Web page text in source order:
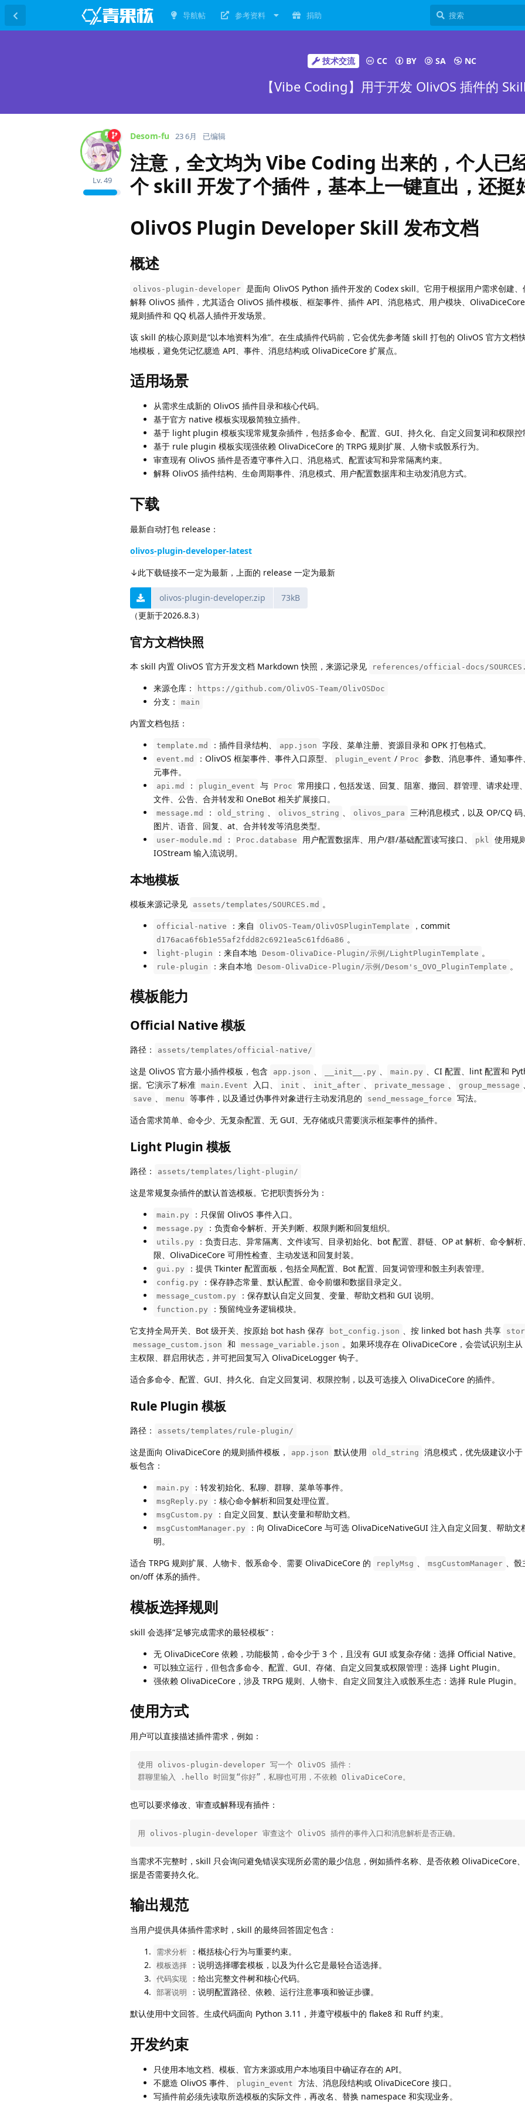
导航帖 参考资料 捐助
技术交流 CC BY SA NC
【Vibe Coding】用于开发 OlivOS 插件的 Skill
Desom-fu
Lv.49
23 6月 已编辑
注意，全文均为 Vibe Coding 出来的，个人已
个 skill 开发了个插件，基本上一键直出，还挺
OlivOS Plugin Developer Skill 发布文档
概述
olivos-plugin-developer 是面向 OlivOS Python 插件开发的 Codex skill。它用于根据用户需求创建、
解释 OlivOS 插件，尤其适合 OlivOS 插件模板、框架事件、插件 API、消息格式、用户模块、
规则插件和 QQ 机器人插件开发场景。
该 skill 的核心原则是“以本地资料为准”。在生成插件代码前，它会优先参考随 skill 打包的 OlivOS 官方文档
地模板，避免凭记忆臆造 API、事件、消息结构或 OlivaDiceCore 扩展点。
适用场景
从需求生成新的 OlivOS 插件目录和核心代码。
基于官方 native 模板实现极简独立插件。
基于 light plugin 模板实现常规复杂插件，包括多命令、配置、GUI、持久化、自定义回复词和权限控
基于 rule plugin 模板实现强依赖 OlivaDiceCore 的 TRPG 规则扩展、人物卡或骰系行为。
审查现有 OlivOS 插件是否遵守事件入口、消息格式、配置读写和异常隔离约束。
解释 OlivOS 插件结构、生命周期事件、消息模式、用户配置数据库和主动发消息方式。
下载
最新自动打包 release：
olivos-plugin-developer-latest
↓此下载链接不一定为最新，上面的 release 一定为最新
olivos-plugin-developer.zip
73kB
（更新于2026.8.3）
官方文档快照
本 skill 内置 OlivOS 官方开发文档 Markdown 快照，来源记录见 references/official-docs/
来源仓库：
https://github.com/OlivOS-Team/OlivOSDoc
分支： main
内置文档包括：
template.md ：插件目录结构、 app.json 字段、菜单注册、资源目录和 OPK 打包格式。
event.md ：OlivOS 框架事件、事件入口原型、 plugin_event / Proc
参数、消息事件、通知事
元事件。
api.md ： plugin_event 与 Proc
常用接口，包括发送、回复、阻塞、撤回、群管理、请求处理
文件、公告、合并转发和 OneBot 相关扩展接口。
message.md ： old_string olivos_string olivos_para
三种消息模式，以及 OP/CQ 码
图片、语音、回复、at、合并转发等消息类型。
user-module.md ： Proc.database 用户配置数据库、用户/群/基础配置读写接口、 pkl
使用规
IOStream 输入流说明。
本地模板
模板来源记录见 assets/templates/SOURCES.md 。
official-native ：来自 OlivOS-Team/OlivOSPluginTemplate ，commit
d176aca6f6b1e55af2fdd82c6921ea5c61fd6a86 。
light-plugin ：来自本地 Desom-OlivaDice-Plugin/示例/LightPluginTemplate 。
rule-plugin ：来自本地 Desom-OlivaDice-Plugin/示例/Desom's_OVO_PluginTemplate 。
模板能力
Official Native 模板
路径： assets/templates/official-native/
这是 OlivOS 官方最小插件模板，包含 app.json 、 __init__.py 、 main.py 、CI 配置、lint 配置和
据。它演示了标准 main.Event 入口、 init 、 init_after 、 private_message 、 group_message 、
save 、 menu 等事件，以及通过伪事件对象进行主动发消息的 send_message_force
写法。
适合需求简单、命令少、无复杂配置、无 GUI、无存储或只需要演示框架事件的插件。
Light Plugin 模板
路径： assets/templates/light-plugin/
这是常规复杂插件的默认首选模板。它把职责拆分为：
main.py ：只保留 OlivOS 事件入口。
message.py ：负责命令解析、开关判断、权限判断和回复组织。
utils.py
：负责日志、异常隔离、文件读写、目录初始化、bot 配置、群链、OP at 解析、命令解
限、OlivaDiceCore 可用性检查、主动发送和回复封装。
gui.py ：提供 Tkinter 配置面板，包括全局配置、Bot 配置、回复词管理和骰主列表管理。
config.py ：保存静态常量、默认配置、命令前缀和数据目录定义。
message_custom.py ：保存默认自定义回复、变量、帮助文档和 GUI 说明。
function.py
：预留纯业务逻辑模块。
它支持全局开关、Bot 级开关、按原始 bot hash 保存
bot_config.json 、按 linked bot hash 共享
message_custom.json 和 message_variable.json 。如果环境存在 OlivaDiceCore，会尝试识别主
主权限、群启用状态，并可把回复写入 OlivaDiceLogger 钩子。
适合多命令、配置、GUI、持久化、自定义回复词、权限控制，以及可选接入 OlivaDiceCore 的插件。
Rule Plugin 模板
路径： assets/templates/rule-plugin/
这是面向 OlivaDiceCore 的规则插件模板， app.json 默认使用 old_string 消息模式，优先级建议小于
板包含：
main.py ：转发初始化、私聊、群聊、菜单等事件。
msgReply.py ：核心命令解析和回复处理位置。
msgCustom.py ：自定义回复、默认变量和帮助文档。
msgCustomManager.py
：向 OlivaDiceCore 与可选 OlivaDiceNativeGUI 注入自定义回复、帮助文
明。
适合 TRPG 规则扩展、人物卡、骰系命令、需要 OlivaDiceCore 的
replyMsg 、 msgCustomManager 、骰
on/off 体系的插件。
模板选择规则
skill 会选择“足够完成需求的最轻模板”：
无 OlivaDiceCore 依赖，功能极简，命令少于 3 个，且没有 GUI 或复杂存储：选择 Official Native。
可以独立运行，但包含多命令、配置、GUI、存储、自定义回复或权限管理：选择 Light Plugin。
强依赖 OlivaDiceCore，涉及 TRPG 规则、人物卡、自定义回复注入或骰系生态：选择 Rule Plugin。
使用方式
用户可以直接描述插件需求，例如：
使用 olivos-plugin-developer 写一个 OlivOS 插件：
群聊里输入 .hello 时回复“你好”，私聊也可用，不依赖 OlivaDiceCore。
也可以要求修改、审查或解释现有插件：
用 olivos-plugin-developer 审查这个 OlivOS 插件的事件入口和消息解析是否正确。
当需求不完整时，skill 只会询问避免错误实现所必需的最少信息，例如插件名称、是否依赖 OlivaDiceCore
据是否需要持久化。
输出规范
当用户提供具体插件需求时，skill 的最终回答固定包含：
需求分析 ：概括核心行为与重要约束。
模板选择 ：说明选择哪套模板，以及为什么它是最轻合适选择。
代码实现 ：给出完整文件树和核心代码。
部署说明
：说明配置路径、依赖、运行注意事项和验证步骤。
默认使用中文回答。生成代码面向 Python 3.11，并遵守模板中的 flake8 和 Ruff 约束。
开发约束
只使用本地文档、模板、官方来源或用户本地项目中确证存在的 API。
不臆造 OlivOS 事件、
plugin_event
方法、消息段结构或 OlivaDiceCore 接口。
写插件前必须先读取所选模板的实际文件，再改名、替换 namespace 和实现业务。